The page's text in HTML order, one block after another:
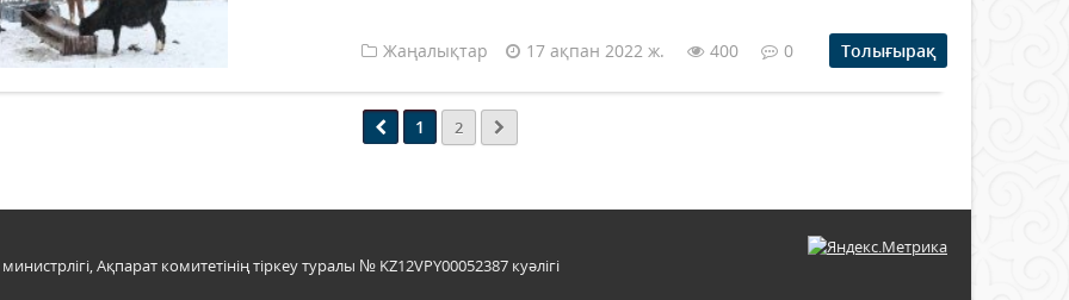
Жаңалықтар 17 ақпан 2022 ж. 400 0 Толығырақ
1 2
Ақпарат комитетінің тіркеу туралы № KZ12VPY00052387 куәлігі